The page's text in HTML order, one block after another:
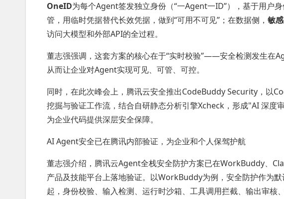
OneID为每个Agent签发独立身份（“一Agent一ID”），基于用户
管，用临时凭据替代长效凭据，做到“可用不可见”；在数据侧， 敏
访问大模型和外部API的全过程。
董志强强调，这套方案的核心在于“实时校验”——安全检测发生在
从而让企业对Agent实现可见、可管、可控。
同时，在此次峰会上，腾讯云安全推出CodeBuddy Security，以
挖掘与验证工作流，结合自研静态分析引擎Xcheck，形成"AI 深度
为企业代码提供深层安全保障。
AI Agent安全已在腾讯内部验证，为企业和个人保驾护航
董志强介绍，腾讯云Agent全栈安全防护方案已在WorkBuddy、
产品及技能平台上落地验证。以WorkBuddy为例，安全防护作为
起，身份校验、输入检测、运行时沙箱、工具调用拦截、输出审核